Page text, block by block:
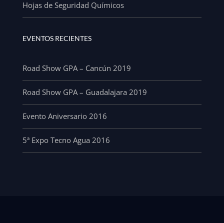
Hojas de Seguridad Químicos
EVENTOS RECIENTES
Road Show GPA – Cancún 2019
Road Show GPA – Guadalajara 2019
Evento Aniversario 2016
5ª Expo Tecno Agua 2016